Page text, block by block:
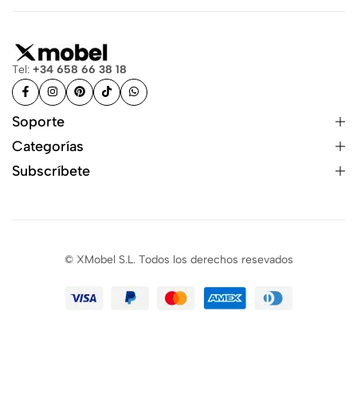
Tel: +34 658 66 38 18
Soporte
Categorías
Subscríbete
© XMobel S.L. Todos los derechos resevados